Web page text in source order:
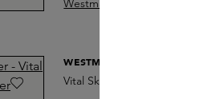
Westman Atelier
WESTMAN ATELIER
Vital Skincare Concealer